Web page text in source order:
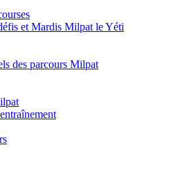
et Mardis Milpat le Yéti
des parcours Milpat